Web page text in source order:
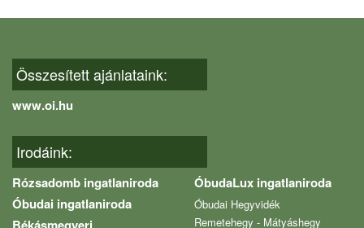
Összesített ajánlataink:
www.oi.hu
Irodáink:
Rózsadomb ingatlaniroda
Óbudai ingatlaniroda
ÓbudaLux ingatlaniroda
Óbudai Hegyvidék
Remetehegy - Mátyáshegy